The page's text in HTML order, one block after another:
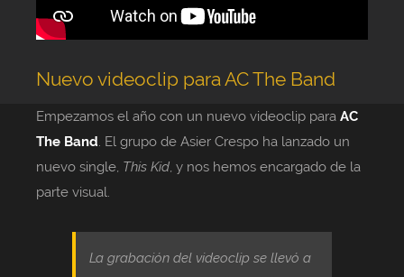
Nuevo videoclip para AC The Band
Empezamos el año con un nuevo videoclip para AC
The Band. El grupo de Asier Crespo ha lanzado un
nuevo single, This Kid, y nos hemos encargado de la
parte visual.
La grabación del videoclip se llevó a